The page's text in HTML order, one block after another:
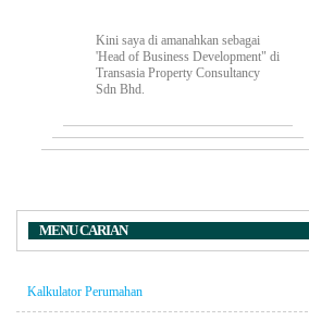
Kini saya di amanahkan sebagai
'Head of Business Development" di
Transasia Property Consultancy
Sdn Bhd.
MENU CARIAN
Kalkulator Perumahan